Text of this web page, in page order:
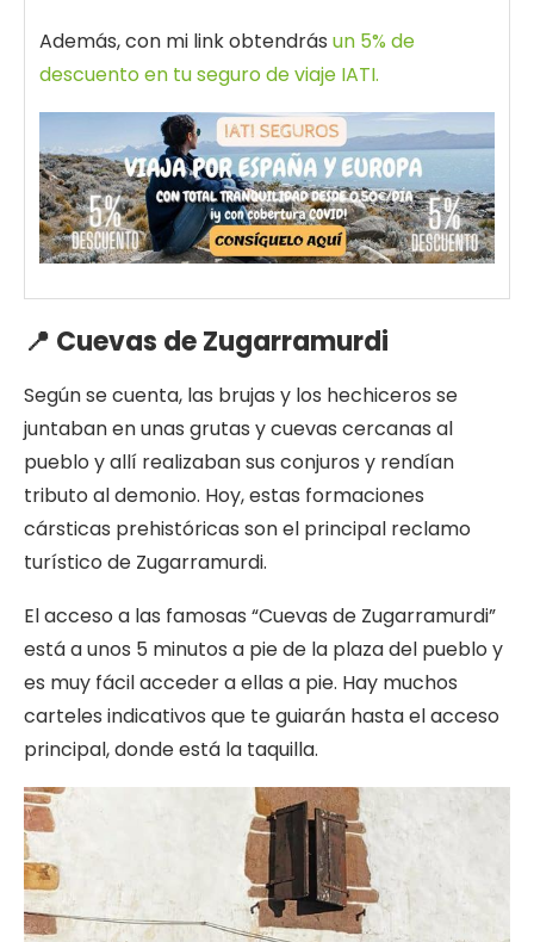
Además, con mi link obtendrás un 5% de
descuento en tu seguro de viaje IATI.
📍 Cuevas de Zugarramurdi
Según se cuenta, las brujas y los hechiceros se
juntaban en unas grutas y cuevas cercanas al
pueblo y allí realizaban sus conjuros y rendían
tributo al demonio. Hoy, estas formaciones
cársticas prehistóricas son el principal reclamo
turístico de Zugarramurdi.
El acceso a las famosas “Cuevas de Zugarramurdi”
está a unos 5 minutos a pie de la plaza del pueblo y
es muy fácil acceder a ellas a pie. Hay muchos
carteles indicativos que te guiarán hasta el acceso
principal, donde está la taquilla.